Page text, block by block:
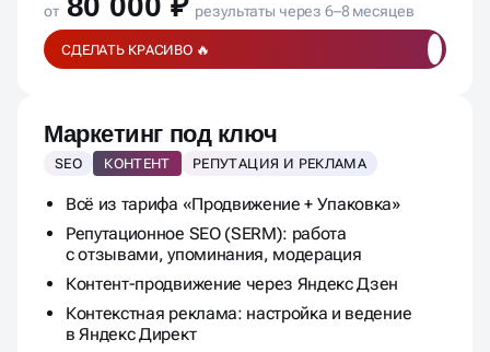
от 80 000 ₽ результаты через 6–8 месяцев
Маркетинг под ключ
SEO КОНТЕНТ РЕПУТАЦИЯ И РЕКЛАМА
Всё из тарифа «Продвижение + Упаковка»
Репутационное SEO (SERM): работа
с отзывами, упоминания, модерация
Контент-продвижение через Яндекс Дзен
Контекстная реклама: настройка и ведение